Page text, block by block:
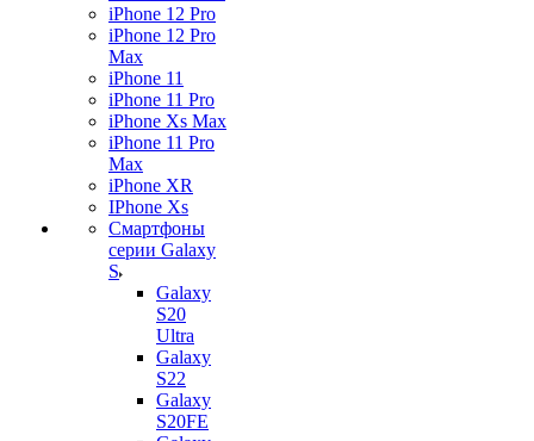
iPhone 12 Pro
iPhone 12 Pro
Max
iPhone 11
iPhone 11 Pro
iPhone Xs Max
iPhone 11 Pro
Max
iPhone XR
IPhone Xs
Смартфоны
серии Galaxy
S
Galaxy
S20
Ultra
Galaxy
S22
Galaxy
S20FE